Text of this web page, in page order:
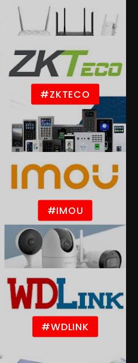
#ZKTECO
#IMOU
#WDLINK